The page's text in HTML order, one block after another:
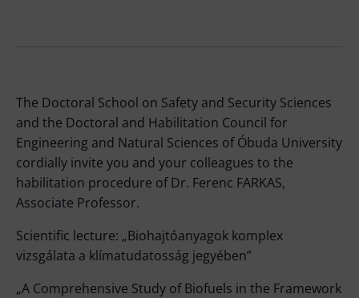
The Doctoral School on Safety and Security Sciences
and the Doctoral and Habilitation Council for
Engineering and Natural Sciences of Óbuda University
cordially invite you and your colleagues to the
habilitation procedure of Dr. Ferenc FARKAS,
Associate Professor.
Scientific lecture: „Biohajtóanyagok komplex
vizsgálata a klímatudatosság jegyében”
„A Comprehensive Study of Biofuels in the Framework